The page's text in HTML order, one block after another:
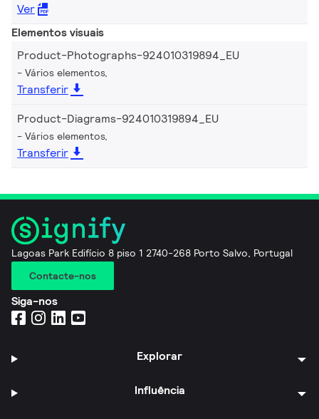
Ver
Elementos visuais
Product-Photographs-924010319894_EU
Vários elementos,
Transferir
Product-Diagrams-924010319894_EU
Vários elementos,
Transferir
Lagoas Park Edifício 8 piso 1 2740-268 Porto Salvo, Portugal
Contacte-nos
Siga-nos
Explorar
Influência